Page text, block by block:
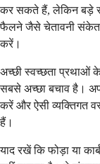
कर सकते हैं, लेकिन बड़े
फैलने जैसे चेतावनी संकेत
करें।
अच्छी स्वच्छता प्रथाओं
सबसे अच्छा बचाव है।
करें और ऐसी व्यक्तिगत
हैं।
याद रखें कि फोड़ा या